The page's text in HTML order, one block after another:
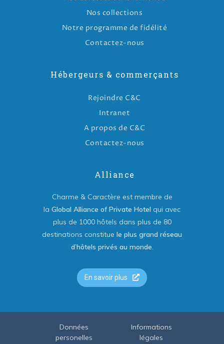
Nos collections
Notre programme de fidélité
Contactez-nous
Hébergeurs & commerçants
Rejoindre C&C
Intranet
A propos de C&C
Contactez-nous
Alliance
Charme & Caractère est membre de
la Global Alliance of Private Hotel qui avec
plus de 1000 hôtels dans plus de 80
destinations constitue le plus grand réseau
d’hôtels privés au monde.
En savoir plus
Données
personelles
Informations
légales